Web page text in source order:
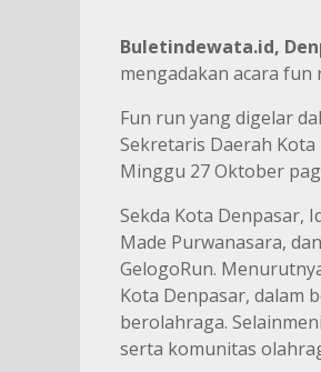
Buletindewata.id,
mengadakan acara
Fun run yang digelar
Sekretaris Daerah
Minggu 27 Oktober
Sekda Kota Denpasar,
Made Purwanasara,
GelogoRun.
Kota Denpasar, dalam
berolahraga.
serta komunitas